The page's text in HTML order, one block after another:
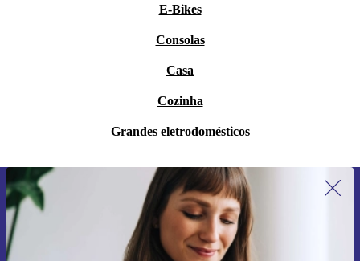
E-Bikes
Consolas
Casa
Cozinha
Grandes eletrodomésticos
Subscreve a nossa newsletter pela
primeira vez e poupa 15€!
Não percas mais nenhuma oferta.